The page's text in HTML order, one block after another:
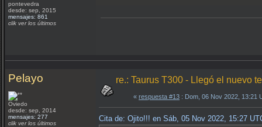
pontevedra
desde: sep, 2015
mensajes: 861
clik ver los últimos
Pelayo
Oviedo
desde: sep, 2014
mensajes: 277
clik ver los últimos
re.: Taurus T300 - Llegó el nuevo
« respuesta #13 : Dom, 06 Nov 2022, 13:21
Cita de: Ojito!!! en Sáb, 05 Nov 2022, 15:27